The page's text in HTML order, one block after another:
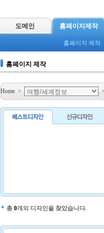
도메인 홈페이지제작
홈페이지 제작
홈페이지 제작
Home >
총 0개의 디자인을 찾았습니다.